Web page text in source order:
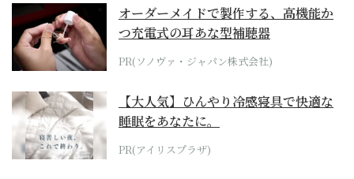
オーダーメイドで製作する、高機能か
つ充電式の耳あな型補聴器
PR(ソノヴァ・ジャパン株式会社)
【大人気】ひんやり冷感寝具で快適な
睡眠をあなたに。
PR(アイリスプラザ)